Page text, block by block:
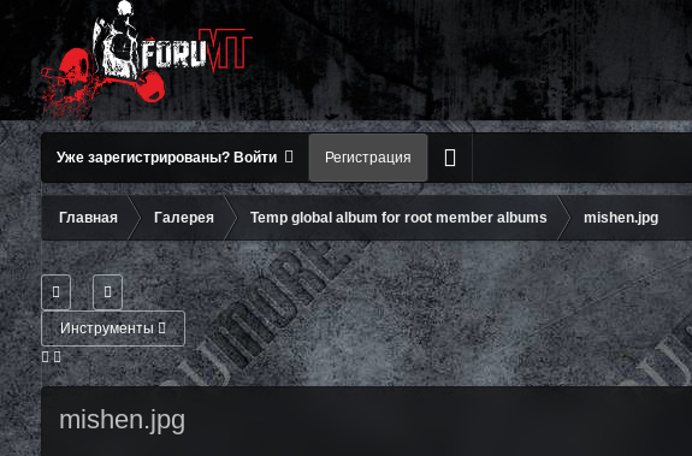
Уже зарегистрированы? Войти Регистрация
Главная Галерея Temp global album for root member albums mishen.jpg
Инструменты
mishen.jpg